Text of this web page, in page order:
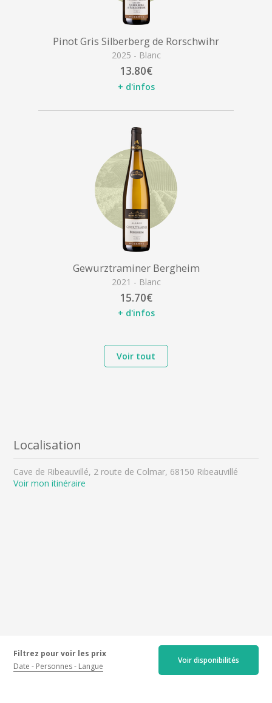
Filtrez pour voir les prix
Date Personnes Langue
Voir disponibilités
Pinot Gris Silberberg de Rorschwihr
2025 - Blanc
13.80€
+ d'infos
Gewurztraminer Bergheim
2021 - Blanc
15.70€
+ d'infos
Voir tout
Localisation
Cave de Ribeauvillé, 2 route de Colmar, 68150 Ribeauvillé
Voir mon itinéraire